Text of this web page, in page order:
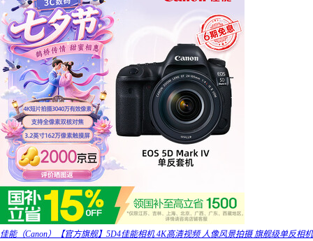
佳能（Canon）【官方旗舰】5D4佳能相机 4K高清视频 人像风景拍摄 旗舰级单反相机